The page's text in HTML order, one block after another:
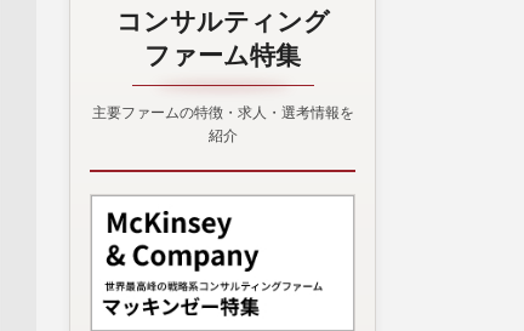
コンサルティング
ファーム特集
主要ファームの特徴・求人・選考情報を
紹介